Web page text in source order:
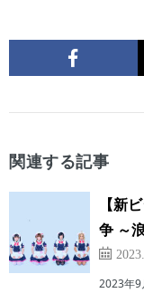
関連する記事
【新
争 ～
2023年9